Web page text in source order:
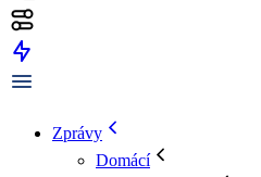
Zprávy
Domácí